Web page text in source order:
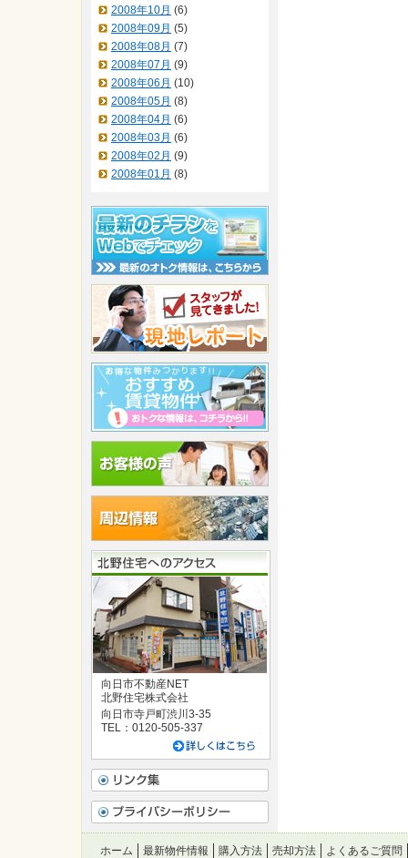
2008年10月 (6)
2008年09月 (5)
2008年08月 (7)
2008年07月 (9)
2008年06月 (10)
2008年05月 (8)
2008年04月 (6)
2008年03月 (6)
2008年02月 (9)
2008年01月 (8)
向日市不動産NET
北野住宅株式会社
向日市寺戸町渋川3-35
TEL：0120-505-337
ホーム 最新物件情報 購入方法 売却方法
よくあるご質問